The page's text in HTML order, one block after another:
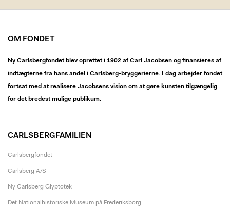
OM FONDET
Ny Carlsbergfondet blev oprettet i 1902 af Carl Jacobsen og finansieres af
indtægterne fra hans andel i Carlsberg-bryggerierne. I dag arbejder fondet
fortsat med at realisere Jacobsens vision om at gøre kunsten tilgængelig
for det bredest mulige publikum.
CARLSBERGFAMILIEN
Carlsbergfondet
Carlsberg A/S
Ny Carlsberg Glyptotek
Det Nationalhistoriske Museum på Frederiksborg